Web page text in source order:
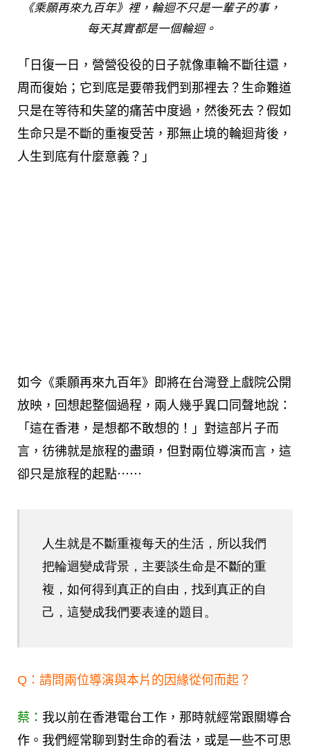
《乘願再來九百年》裡，輪迴不只是一輩子的事，
每天其實都是一個輪迴。
「日復一日，營營役役的日子就像車輪不斷往還，
周而復始；它到底是要帶我們到那裡去？生命難道
只是在等待和失望的痛苦中度過，然後死去？假如
生命只是不斷的重複受苦，那無止境的輪迴背後，
人生到底有什麼意義？」
如今《乘願再來九百年》即將在台灣登上戲院公開
放映，回想起整個過程，兩人幾乎異口同聲地說：
「這在香港，是想都不敢想的！」對這部片子而
言，彷彿就是旅程的盡頭，但對兩位導演而言，這
卻只是旅程的起點⋯⋯
人生就是不斷重複每天的生活，所以我們
把輪迴變成背景，主要談生命是不斷的重
複，如何得到真正的自由，找到真正的自
己，這變成我們要表達的題目。
Q：請問兩位導演與本片的因緣從何而起？
蔡： 我以前在香港電台工作，那時就經常跟關導合
作。我們經常聊到對生命的看法，或是一些不可思